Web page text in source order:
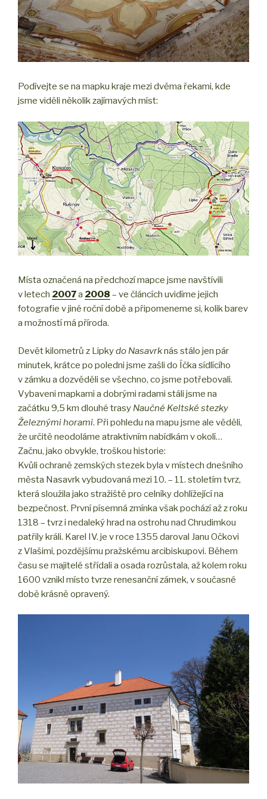
Podívejte se na mapku kraje mezi dvěma řekami, kde
jsme viděli několik zajímavých míst:
Místa označená na předchozí mapce jsme navštívili
v letech 2007a 2008 – ve článcích uvidíme jejich
fotografie v jiné roční době a připomeneme si, kolik barev
a možností má příroda.
Devět kilometrů z Lipkydo Nasavrknás stálo jen pár
minutek, krátce po poledni jsme zašli do Íčka sídlícího
v zámku a dozvěděli se všechno, co jsme potřebovali.
Vybaveni mapkami a dobrými radami stáli jsme na
začátku 9,5 km dlouhé trasy Naučné Keltské stezky
Železnými horami. Při pohledu na mapu jsme ale věděli,
že určitě neodoláme atraktivním nabídkám v okolí…
Začnu, jako obvykle, troškou historie:
Kvůli ochraně zemských stezek byla v místech dnešního
města Nasavrk vybudovaná mezi 10. – 11. stoletím tvrz,
která sloužila jako stražiště pro celníky dohlížející na
bezpečnost. První písemná zmínka však pochází až z roku
1318 – tvrz i nedaleký hrad na ostrohu nad Chrudimkou
patřily králi. Karel IV. je v roce 1355 daroval Janu Očkovi
z Vlašimi, pozdějšímu pražskému arcibiskupovi. Během
času se majitelé střídali a osada rozrůstala, až kolem roku
1600 vznikl místo tvrze renesanční zámek, v současné
době krásně opravený.